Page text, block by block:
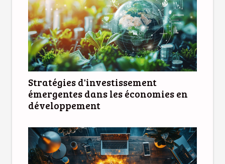
Stratégies d'investissement
émergentes dans les économies en
développement